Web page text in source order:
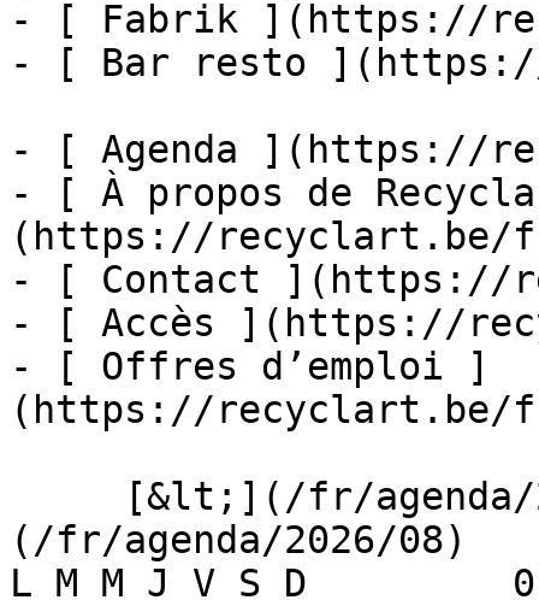
- [ Fabrik ](https://
- [ Bar resto
- [ Agenda ](https://
- [ À propos de
(https://recyclart.be/
- [ Contact ](https://
- [ Accès ](https://
- [ Offres d’emploi ]
(https://recyclart.be/
(/fr/agenda/2026/08)
L M M J V S D